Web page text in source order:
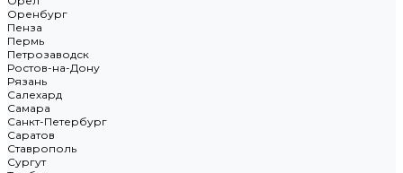
Оренбург
Пенза
Пермь
Петрозаводск
Ростов-на-Дону
Рязань
Салехард
Самара
Санкт-Петербург
Саратов
Ставрополь
Сургут